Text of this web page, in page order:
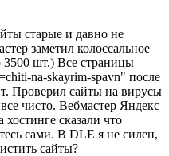
старые и давно не
заметил колоссальное
3500 шт.) Все страницы
na-skayrim-spavn" после
Проверил сайты на вирусы
чисто. Вебмастер Яндекс
сказали что
сами. В DLE я не силен,
сайты?